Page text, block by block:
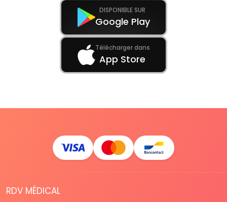
DISPONIBLE SUR
Google Play
Télécharger dans
App Store
RDV MÉDICAL